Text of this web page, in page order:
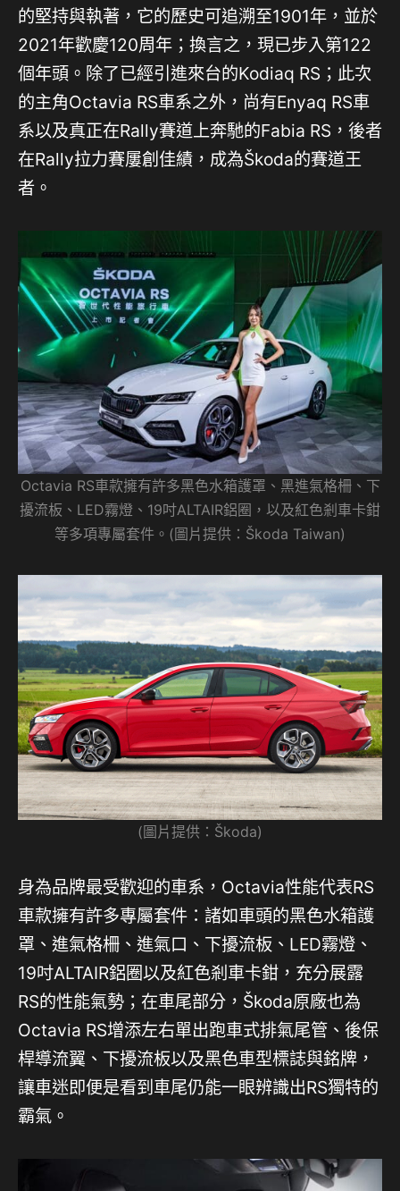
的堅持與執著，它的歷史可追溯至1901年，並於
2021年歡慶120周年；換言之，現已步入第122
個年頭。除了已經引進來台的Kodiaq RS；此次
的主角Octavia RS車系之外，尚有Enyaq RS車
系以及真正在Rally賽道上奔馳的Fabia RS，後者
在Rally拉力賽屢創佳績，成為Škoda的賽道王
者。
Octavia RS車款擁有許多黑色水箱護罩、黑進氣格柵、下
擾流板、LED霧燈、19吋ALTAIR鋁圈，以及紅色剎車卡鉗
等多項專屬套件。(圖片提供：Škoda Taiwan)
(圖片提供：Škoda)
身為品牌最受歡迎的車系，Octavia性能代表RS
車款擁有許多專屬套件：諸如車頭的黑色水箱護
罩、進氣格柵、進氣口、下擾流板、LED霧燈、
19吋ALTAIR鋁圈以及紅色剎車卡鉗，充分展露
RS的性能氣勢；在車尾部分，Škoda原廠也為
Octavia RS增添左右單出跑車式排氣尾管、後保
桿導流翼、下擾流板以及黑色車型標誌與銘牌，
讓車迷即便是看到車尾仍能一眼辨識出RS獨特的
霸氣。